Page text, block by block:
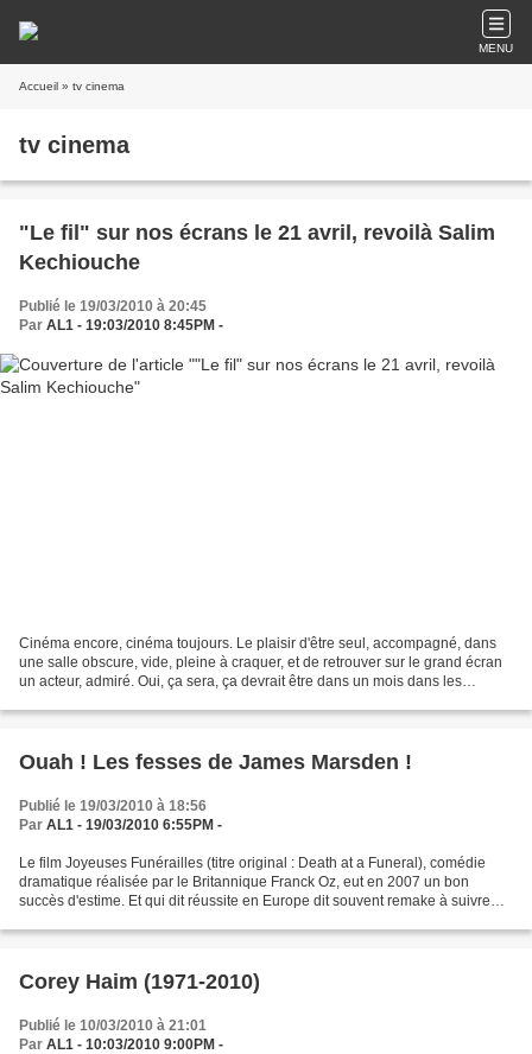
MENU
Accueil » tv cinema
tv cinema
"Le fil" sur nos écrans le 21 avril, revoilà Salim
Kechiouche
Publié le 19/03/2010 à 20:45
Par AL1 - 19:03/2010 8:45PM -
Cinéma encore, cinéma toujours. Le plaisir d'être seul, accompagné, dans
une salle obscure, vide, pleine à craquer, et de retrouver sur le grand écran
un acteur, admiré. Oui, ça sera, ça devrait être dans un mois dans les
Ouah ! Les fesses de James Marsden !
Publié le 19/03/2010 à 18:56
Par AL1 - 19/03/2010 6:55PM -
Le film Joyeuses Funérailles (titre original : Death at a Funeral), comédie
dramatique réalisée par le Britannique Franck Oz, eut en 2007 un bon
succès d'estime. Et qui dit réussite en Europe dit souvent remake à suivre
Corey Haim (1971-2010)
Publié le 10/03/2010 à 21:01
Par AL1 - 10:03/2010 9:00PM -